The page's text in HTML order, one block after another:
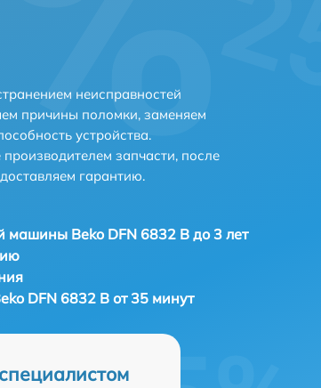
неисправностей
причины поломки, заменяем
устройства.
запчасти, после
гарантию.
машины Beko DFN 6832 B до 3 лет
DFN 6832 B от 35 минут